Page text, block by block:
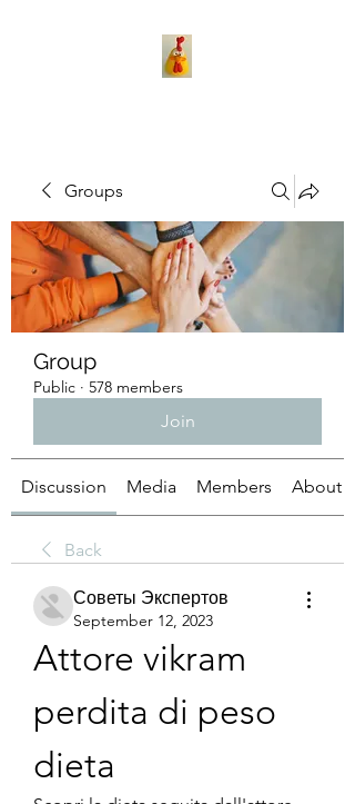
Groups
Group
Public · 578 members
Join
Discussion Media Members About
Back
Советы Экспертов
September 12, 2023
Attore vikram
perdita di peso
dieta